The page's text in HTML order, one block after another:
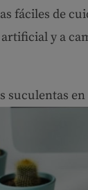
fáciles de
y a
suculentas